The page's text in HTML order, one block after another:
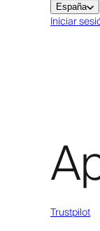
España
Iniciar
Trustpilot